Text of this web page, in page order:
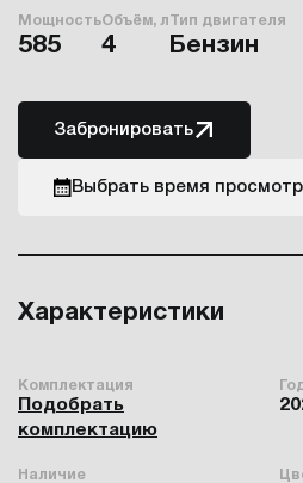
Мощность
585
Объём, л
4
Тип двигателя
Бензин
Забронировать
Выбрать время
Характеристики
Комплектация
Подобрать
комплектацию
Наличие